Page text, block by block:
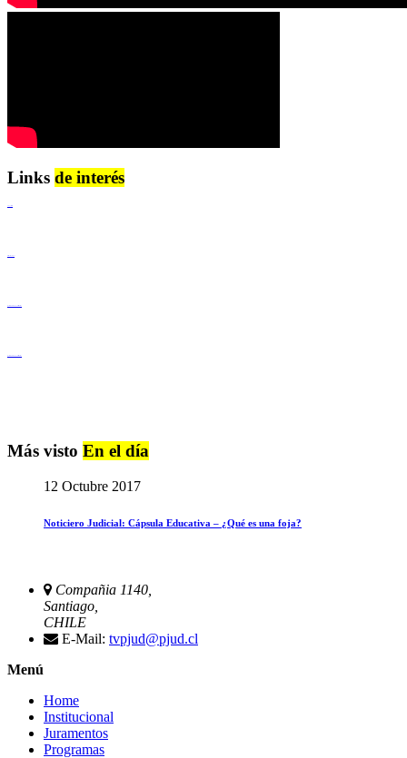
Links de interés
Más visto En el día
12 Octubre 2017
Noticiero Judicial: Cápsula Educativa – ¿Qué es una foja?
Compañia 1140,
Santiago,
CHILE
E-Mail: tvpjud@pjud.cl
Menú
Home
Institucional
Juramentos
Programas